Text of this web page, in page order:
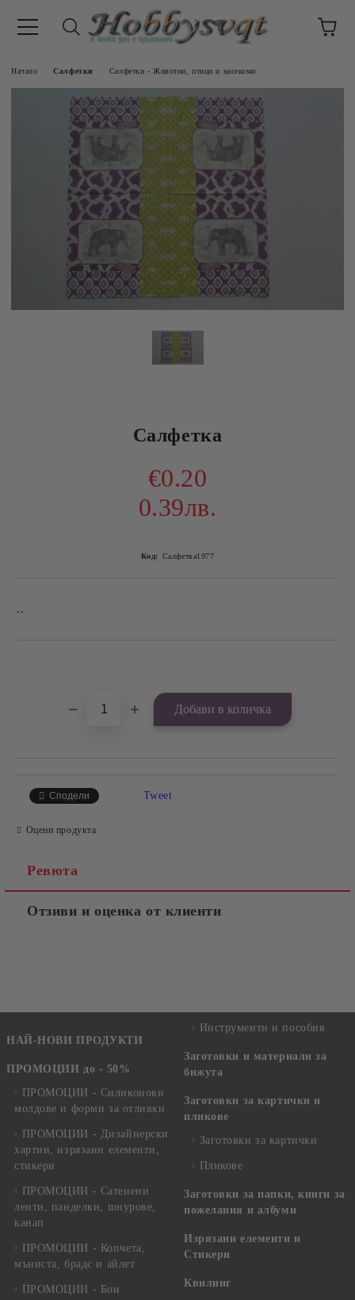
Начало Салфетки Салфетки - Животни, птици и насекоми
Салфетка
€0.20
0.39лв.
Код: Салфетка1977
..
Сподели Tweet
Оцени продукта
Ревюта
Отзиви и оценка от клиенти
НАЙ-НОВИ ПРОДУКТИ
ПРОМОЦИИ до - 50%
ПРОМОЦИИ - Силиконови
молдове и форми за отливки
ПРОМОЦИИ - Дизайнерски
хартии, изрязани елементи,
стикери
ПРОМОЦИИ - Сатенени
ленти, панделки, шнурове,
канап
ПРОМОЦИИ - Копчета,
мъниста, брадс и айлет
ПРОМОЦИИ - Бои
Инструменти и пособия
Заготовки и материали за
бижута
Заготовки за картички и
пликове
Заготовки за картички
Пликове
Заготовки за папки, книги за
пожелания и албуми
Изрязани елементи и
Стикери
Квилинг